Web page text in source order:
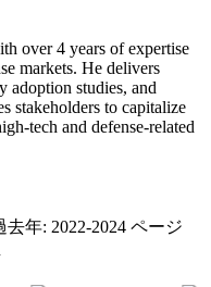
over 4 years of expertise
markets. He delivers
adoption studies, and
stakeholders to capitalize
tech and defense-related
去年: 2022-2024 ページ